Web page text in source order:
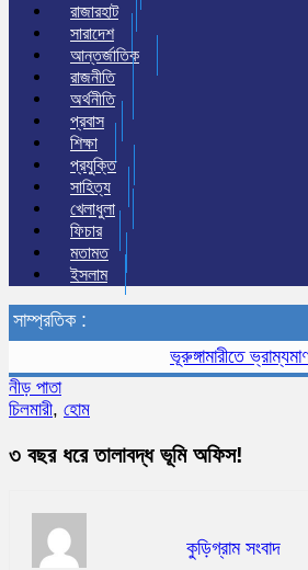
রাজারহাট
সারাদেশ
আন্তর্জাতিক
রাজনীতি
অর্থনীতি
প্রবাস
শিক্ষা
প্রযুক্তি
সাহিত্য
খেলাধুলা
ফিচার
মতামত
ইসলাম
সাম্প্রতিক :
ভূরুঙ্গামারীতে ভ্রাম্যমাণ
নীড় পাতা
চিলমারী, হোম
৩ বছর ধরে তালাবদ্ধ ভূমি অফিস!
কুড়িগ্রাম সংবাদ